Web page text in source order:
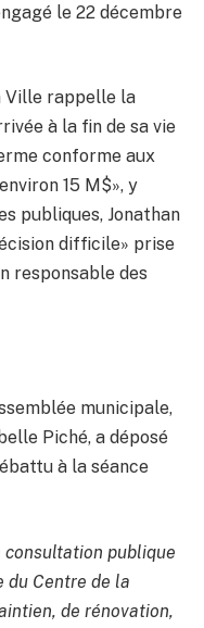
le 22 décembre
Ville rappelle la
à la fin de sa vie
conforme aux
15 M$», y
publiques, Jonathan
difficile» prise
responsable des
municipale,
Piché, a déposé
à la séance
consultation publique
du Centre de la
de rénovation,